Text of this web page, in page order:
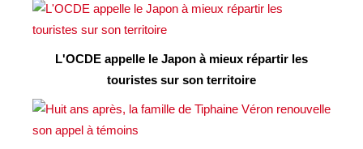
L'OCDE appelle le Japon à mieux répartir les
touristes sur son territoire